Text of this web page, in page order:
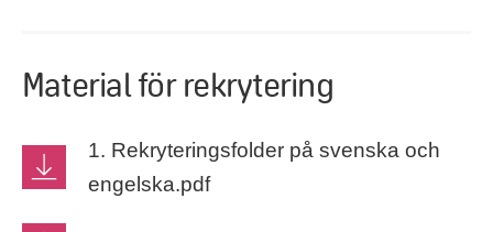
Material för rekrytering
1. Rekryteringsfolder på svenska och
engelska.pdf